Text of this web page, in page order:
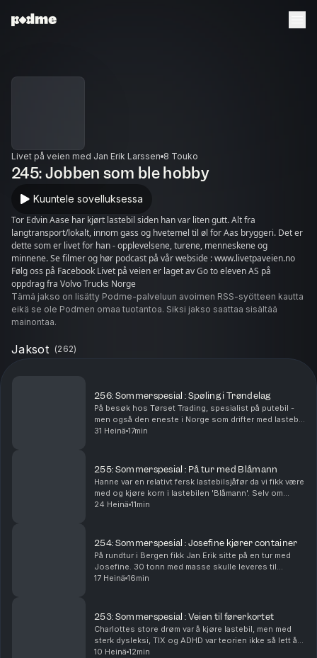
Livet på veien med Jan Erik Larssen 8 Touko
245: Jobben som ble hobby
Kuuntele sovelluksessa
Tor Edvin Aase har kjørt lastebil siden han var liten gutt. Alt fra
langtransport/lokalt, innom gass og hvetemel til øl for Aas bryggeri. Det er
dette som er livet for han - opplevelsene, turene, menneskene og
minnene. Se filmer og hør podcast på vår webside : www.livetpaveien.no
Følg oss på Facebook Livet på veien er laget av Go to eleven AS på
oppdrag fra Volvo Trucks Norge
Tämä jakso on lisätty Podme-palveluun avoimen RSS-syötteen kautta
eikä se ole Podmen omaa tuotantoa. Siksi jakso saattaa sisältää
mainontaa.
Jaksot (262)
256: Sommerspesial : Spøling i Trøndelag
På besøk hos Tørset Trading, spesialist på putebil -
men også den eneste i Norge som drifter med lastebil!
Pappa Torbjørn drifter med trekkvognen, sønnen
31 Heinä 17min
255: Sommerspesial : På tur med Blåmann
Hanne var en relativt fersk lastebilsjåfør da vi fikk være
med og kjøre korn i lastebilen 'Blåmann'. Selv om
Hanne bare hadde kjørt lastebil i noen uker har hun
24 Heinä 11min
254: Sommerspesial : Josefine kjører container
På rundtur i Bergen fikk Jan Erik sitte på en tur med
Josefine. 30 tonn med masse skulle leveres til
sortering. I bilen går skravla som vanlig om alt mellom
17 Heinä 16min
253: Sommerspesial : Veien til førerkortet
Charlottes store drøm var å kjøre lastebil, men med
sterk dysleksi, TIX og ADHD var teorien ikke så lett å
komme gjennom. Men etter en telefon fra Livet på
10 Heinä 12min